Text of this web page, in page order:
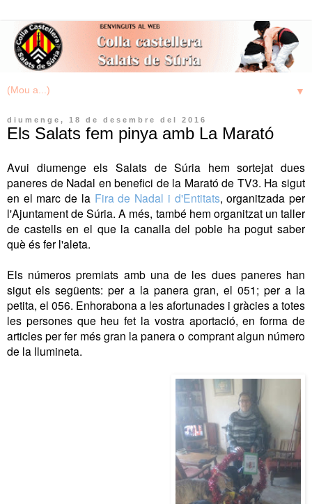
▼
diumenge, 18 de desembre del 2016
Els Salats fem pinya amb La Marató
Avui diumenge els Salats de Súria hem sortejat dues
paneres de Nadal en benefici de la Marató de TV3. Ha sigut
en el marc de la Fira de Nadal i d'Entitats, organitzada per
l'Ajuntament de Súria. A més, també hem organitzat un taller
de castells en el que la canalla del poble ha pogut saber
què és fer l'aleta.
Els números premiats amb una de les dues paneres han
sigut els següents: per a la panera gran, el 051; per a la
petita, el 056. Enhorabona a les afortunades i gràcies a totes
les persones que heu fet la vostra aportació, en forma de
articles per fer més gran la panera o comprant algun número
de la llumineta.